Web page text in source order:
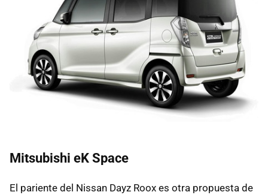
Mitsubishi eK Space
El pariente del Nissan Dayz Roox es otra propuesta de